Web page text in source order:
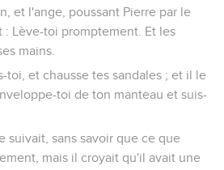
et l'ange, poussant Pierre par le
: Lève-toi promptement. Et les
mains.
toi, et chausse tes sandales ; et il le
toi de ton manteau et suis-
suivait, sans savoir que ce que
mais il croyait qu'il avait une